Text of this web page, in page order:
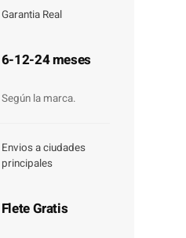
Garantia Real
6-12-24 meses
Según la marca.
Envios a ciudades
principales
Flete Gratis